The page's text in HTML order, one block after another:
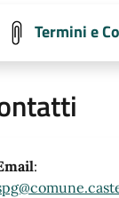
Termini e
: